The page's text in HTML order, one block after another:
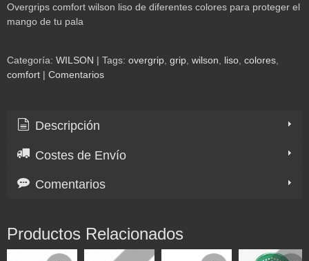
Overgrips comfort wilson liso de diferentes colores para proteger el
mango de tu pala
Categoría: WILSON | Tags: overgrip grip wilson liso colores
comfort | Comentarios
Descripción
Costes de Envío
Comentarios
Productos Relacionados